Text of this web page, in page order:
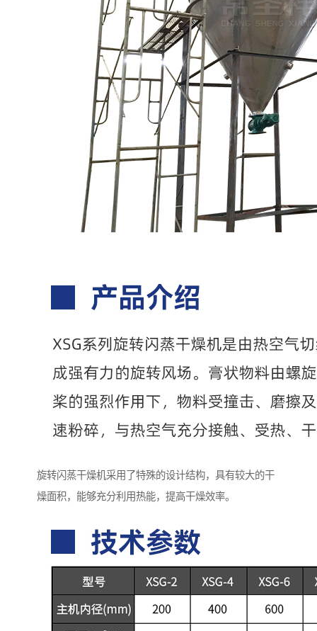
旋转闪蒸干燥机采用了特殊的设计结构，具有较大的干
燥面积，能够充分利用热能，提高干燥效率。